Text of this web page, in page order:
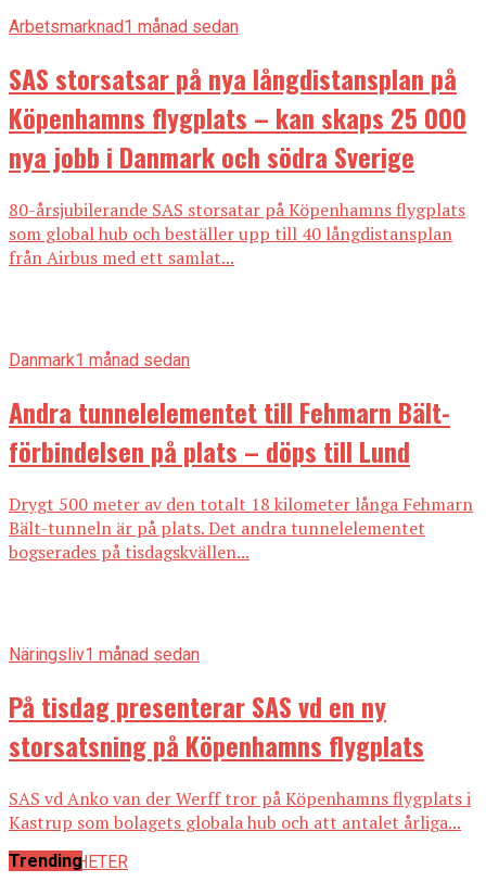
Arbetsmarknad1 månad sedan
SAS storsatsar på nya långdistansplan på
Köpenhamns flygplats – kan skaps 25 000
nya jobb i Danmark och södra Sverige
80-årsjubilerande SAS storsatar på Köpenhamns flygplats
som global hub och beställer upp till 40 långdistansplan
från Airbus med ett samlat...
Danmark1 månad sedan
Andra tunnelelementet till Fehmarn Bält-
förbindelsen på plats – döps till Lund
Drygt 500 meter av den totalt 18 kilometer långa Fehmarn
Bält-tunneln är på plats. Det andra tunnelelementet
bogserades på tisdagskvällen...
Näringsliv1 månad sedan
På tisdag presenterar SAS vd en ny
storsatsning på Köpenhamns flygplats
SAS vd Anko van der Werff tror på Köpenhamns flygplats i
Kastrup som bolagets globala hub och att antalet årliga...
ALLA NYHETER
Trending